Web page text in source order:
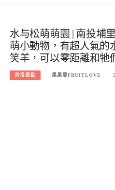
水与松萌萌園 | 南投埔
萌小動物，有超人氣的
笑羊，可以零距離和牠
南投景點 果果愛FRUITLOVE